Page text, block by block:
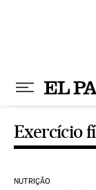
Exercício
NUTRIÇÃO